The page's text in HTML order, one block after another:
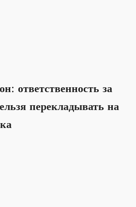
ответственность за
перекладывать на